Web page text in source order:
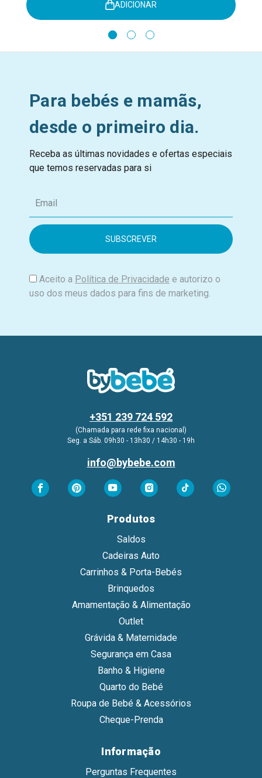
ADICIONAR
Para bebés e mamãs,
desde o primeiro dia.
Receba as últimas novidades e ofertas especiais
que temos reservadas para si
m
i
Aceito a Política de Privacidade e autorizo o
uso dos meus dados para fins de marketing.
+351 239 724 592
(Chamada para rede fixa nacional)
Seg. a Sáb. 09h30 - 13h30 / 14h30 - 19h
info@bybebe.com
Produtos
Saldos
Cadeiras Auto
Carrinhos & Porta-Bebés
Brinquedos
Amamentação & Alimentação
Outlet
Grávida & Maternidade
Segurança em Casa
Banho & Higiene
Quarto do Bebé
Roupa de Bebé & Acessórios
Cheque-Prenda
Informação
Perguntas Frequentes